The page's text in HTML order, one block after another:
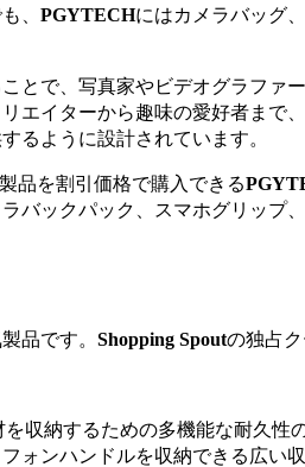
、 PGYTECHにはカメラバッグ
とで、写真家やビデオグラファ
エイターから趣味の愛好者まで
るように設計されています。
製品を割引価格で購入できる
バックパック、スマホグリップ
品です。 Shopping Spoutの独占
を収納するための多機能な耐久性
ォンハンドルを収納できる広い